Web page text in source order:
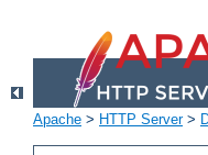
Apache > HTTP Server>